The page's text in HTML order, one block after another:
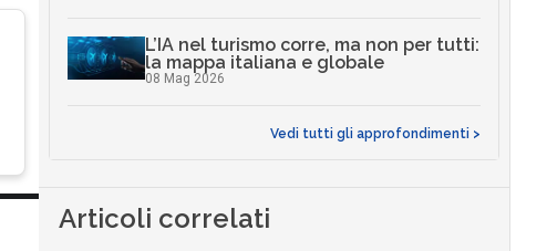
L’IA nel turismo corre, ma non per tutti:
la mappa italiana e globale
08 Mag 2026
Vedi tutti gli approfondimenti >
Articoli correlati